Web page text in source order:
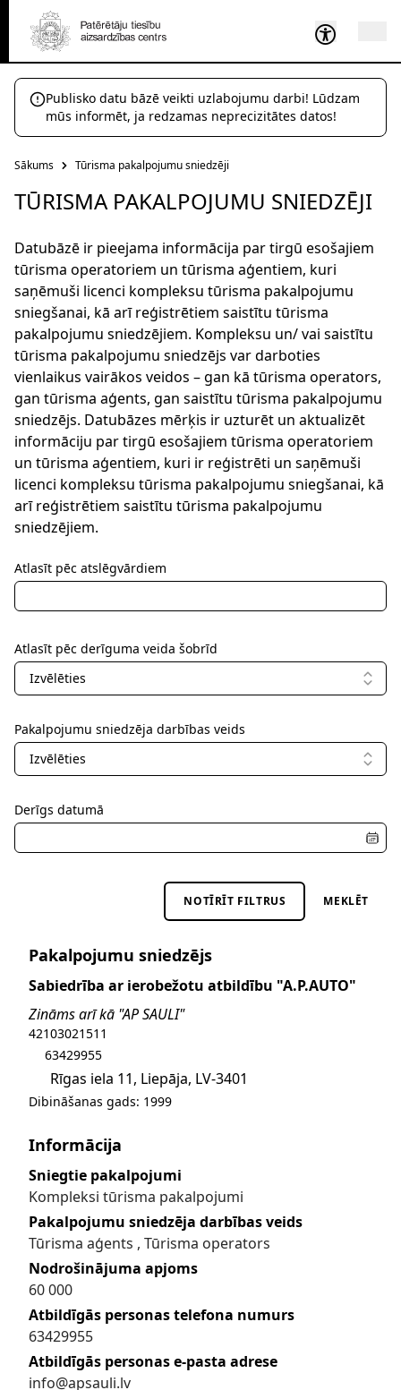
Publisko datu bāzē veikti uzlabojumu darbi! Lūdzam
mūs informēt, ja redzamas neprecizitātes datos!
Sākums Tūrisma pakalpojumu sniedzēji
TŪRISMA PAKALPOJUMU SNIEDZĒJI
Datubāzē ir pieejama informācija par tirgū esošajiem
tūrisma operatoriem un tūrisma aģentiem, kuri
saņēmuši licenci kompleksu tūrisma pakalpojumu
sniegšanai, kā arī reģistrētiem saistītu tūrisma
pakalpojumu sniedzējiem. Kompleksu un/ vai saistītu
tūrisma pakalpojumu sniedzējs var darboties
vienlaikus vairākos veidos – gan kā tūrisma operators,
gan tūrisma aģents, gan saistītu tūrisma pakalpojumu
sniedzējs. Datubāzes mērķis ir uzturēt un aktualizēt
informāciju par tirgū esošajiem tūrisma operatoriem
un tūrisma aģentiem, kuri ir reģistrēti un saņēmuši
licenci kompleksu tūrisma pakalpojumu sniegšanai, kā
arī reģistrētiem saistītu tūrisma pakalpojumu
sniedzējiem.
Atlasīt pēc atslēgvārdiem
Atlasīt pēc derīguma veida šobrīd
Izvēlēties
Pakalpojumu sniedzēja darbības veids
Izvēlēties
Derīgs datumā
NOTĪRĪT FILTRUS MEKLĒT
Pakalpojumu sniedzējs
Sabiedrība ar ierobežotu atbildību "A.P.AUTO"
Zināms arī kā "AP SAULI"
42103021511
63429955
Rīgas iela 11, Liepāja, LV-3401
Dibināšanas gads: 1999
Informācija
Sniegtie pakalpojumi
Kompleksi tūrisma pakalpojumi
Pakalpojumu sniedzēja darbības veids
Tūrisma aģents , Tūrisma operators
Nodrošinājuma apjoms
60 000
Atbildīgās personas telefona numurs
63429955
Atbildīgās personas e-pasta adrese
info@apsauli.lv